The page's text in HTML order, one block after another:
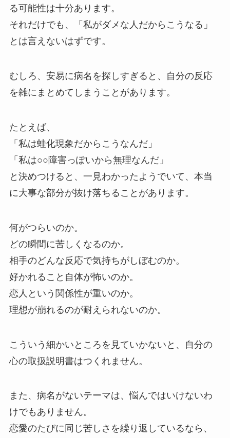
る可能性は十分あります。
それだけでも、「私がダメな人だからこうなる」
とは言えないはずです。
むしろ、安易に病名を探しすぎると、自分の反応
を雑にまとめてしまうことがあります。
たとえば、
「私は蛙化現象だからこうなんだ」
「私は○○障害っぽいから無理なんだ」
と決めつけると、一見わかったようでいて、本当
に大事な部分が抜け落ちることがあります。
何がつらいのか。
どの瞬間に苦しくなるのか。
相手のどんな反応で気持ちがしぼむのか。
好かれること自体が怖いのか。
恋人という関係性が重いのか。
理想が崩れるのが耐えられないのか。
こういう細かいところを見ていかないと、自分の
心の取扱説明書はつくれません。
また、病名がないテーマは、悩んではいけないわ
けでもありません。
恋愛のたびに同じ苦しさを繰り返しているなら、